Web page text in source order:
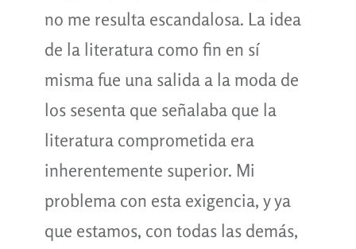
no me resulta escandalosa. La idea
de la literatura como fin en sí
misma fue una salida a la moda de
los sesenta que señalaba que la
literatura comprometida era
inherentemente superior. Mi
problema con esta exigencia, y ya
que estamos, con todas las demás,